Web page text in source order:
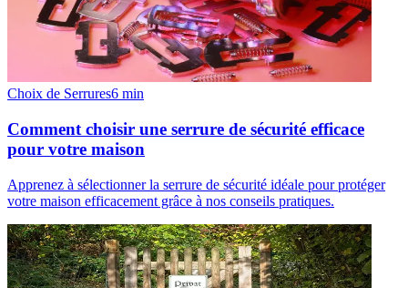
Choix de Serrures6 min
Comment choisir une serrure de sécurité efficace
pour votre maison
Apprenez à sélectionner la serrure de sécurité idéale pour protéger
votre maison efficacement grâce à nos conseils pratiques.